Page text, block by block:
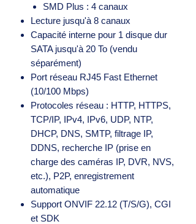
SMD Plus : 4 canaux
Lecture jusqu'à 8 canaux
Capacité interne pour 1 disque dur
SATA jusqu'à 20 To (vendu
séparément)
Port réseau RJ45 Fast Ethernet
(10/100 Mbps)
Protocoles réseau : HTTP, HTTPS,
TCP/IP, IPv4, IPv6, UDP, NTP,
DHCP, DNS, SMTP, filtrage IP,
DDNS, recherche IP (prise en
charge des caméras IP, DVR, NVS,
etc.), P2P, enregistrement
automatique
Support ONVIF 22.12 (T/S/G), CGI
et SDK